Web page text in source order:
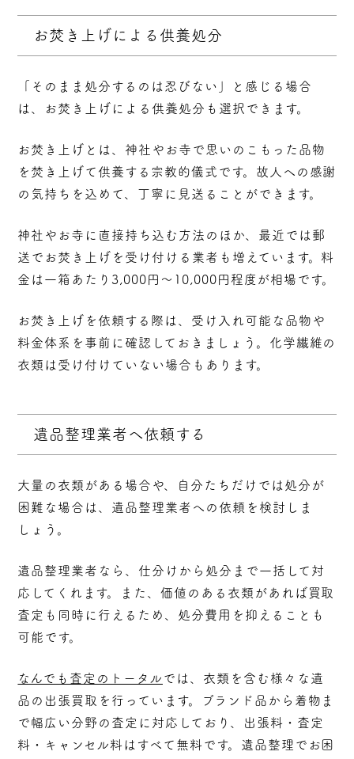
お焚き上げによる供養処分
「そのまま処分するのは忍びない」と感じる場合
は、お焚き上げによる供養処分も選択できます。
お焚き上げとは、神社やお寺で思いのこもった品物
を焚き上げて供養する宗教的儀式です。故人への感謝
の気持ちを込めて、丁寧に見送ることができます。
神社やお寺に直接持ち込む方法のほか、最近では郵
送でお焚き上げを受け付ける業者も増えています。料
金は一箱あたり3,000円〜10,000円程度が相場です。
お焚き上げを依頼する際は、受け入れ可能な品物や
料金体系を事前に確認しておきましょう。化学繊維の
衣類は受け付けていない場合もあります。
遺品整理業者へ依頼する
大量の衣類がある場合や、自分たちだけでは処分が
困難な場合は、遺品整理業者への依頼を検討しま
しょう。
遺品整理業者なら、仕分けから処分まで一括して対
応してくれます。また、価値のある衣類があれば買取
査定も同時に行えるため、処分費用を抑えることも
可能です。
なんでも査定のトータル では、衣類を含む様々な遺
品の出張買取を行っています。ブランド品から着物ま
で幅広い分野の査定に対応しており、
出張料・査定
料・キャンセル料はすべて無料です。遺品整理でお困